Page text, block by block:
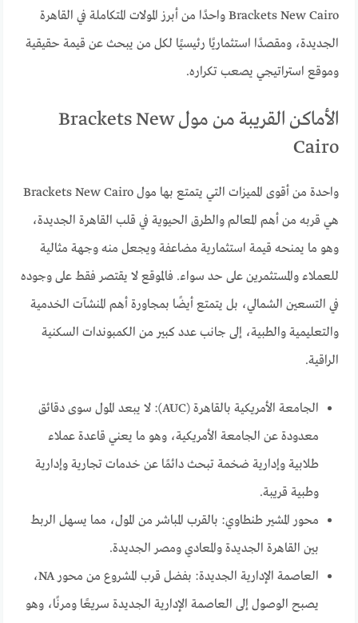
Brackets New Cairo واحدًا من أبرز المولات المتكاملة في القاهرة
الجديدة، ومقصدًا استثماريًا رئيسيًا لكل من يبحث عن قيمة حقيقية
وموقع استراتيجي يصعب تكراره.
الأماكن القريبة من مول Brackets New
Cairo
واحدة من أقوى المميزات التي يتمتع بها مول Brackets New Cairo
هي قربه من أهم المعالم والطرق الحيوية في قلب القاهرة الجديدة،
وهو ما يمنحه قيمة استثمارية مضاعفة ويجعل منه وجهة مثالية
للعملاء والمستثمرين على حد سواء. فالموقع لا يقتصر فقط على وجوده
في التسعين الشمالي، بل يتمتع أيضًا بمجاورة أهم المنشآت الخدمية
والتعليمية والطبية، إلى جانب عدد كبير من الكمبوندات السكنية
الراقية.
الجامعة الأمريكية بالقاهرة (AUC): لا يبعد المول سوى دقائق
معدودة عن الجامعة الأمريكية، وهو ما يعني قاعدة عملاء
طلابية وإدارية ضخمة تبحث دائمًا عن خدمات تجارية وإدارية
وطبية قريبة.
محور المشير طنطاوي: بالقرب المباشر من المول، مما يسهل الربط
بين القاهرة الجديدة والمعادي ومصر الجديدة.
العاصمة الإدارية الجديدة: بفضل قرب المشروع من محور NA،
يصبح الوصول إلى العاصمة الإدارية الجديدة سريعًا ومرنًا، وهو